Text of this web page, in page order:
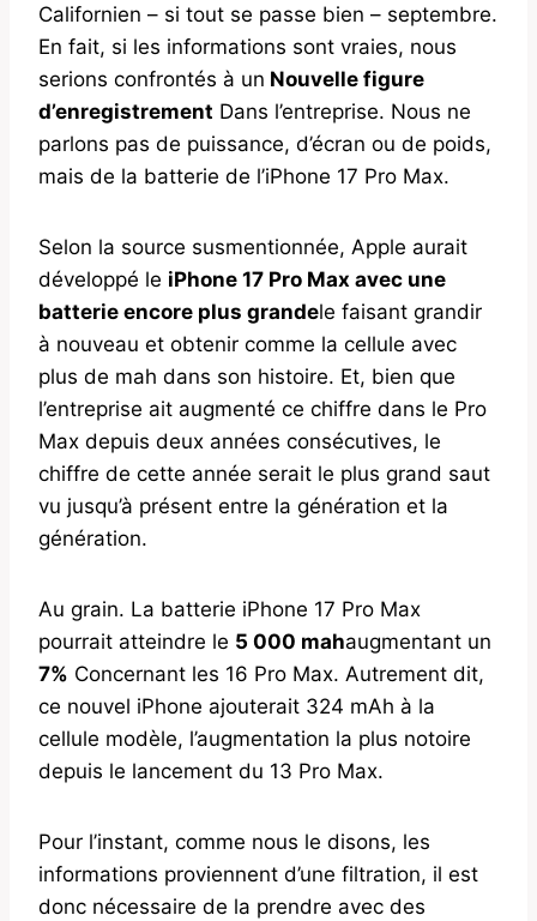
Californien – si tout se passe bien – septembre.
En fait, si les informations sont vraies, nous
serions confrontés à un Nouvelle figure
d’enregistrement Dans l’entreprise. Nous ne
parlons pas de puissance, d’écran ou de poids,
mais de la batterie de l’iPhone 17 Pro Max.
Selon la source susmentionnée, Apple aurait
développé le iPhone 17 Pro Max avec une
batterie encore plus grandele faisant grandir
à nouveau et obtenir comme la cellule avec
plus de mah dans son histoire. Et, bien que
l’entreprise ait augmenté ce chiffre dans le Pro
Max depuis deux années consécutives, le
chiffre de cette année serait le plus grand saut
vu jusqu’à présent entre la génération et la
génération.
Au grain. La batterie iPhone 17 Pro Max
pourrait atteindre le 5 000 mahaugmentant un
7% Concernant les 16 Pro Max. Autrement dit,
ce nouvel iPhone ajouterait 324 mAh à la
cellule modèle, l’augmentation la plus notoire
depuis le lancement du 13 Pro Max.
Pour l’instant, comme nous le disons, les
informations proviennent d’une filtration, il est
donc nécessaire de la prendre avec des